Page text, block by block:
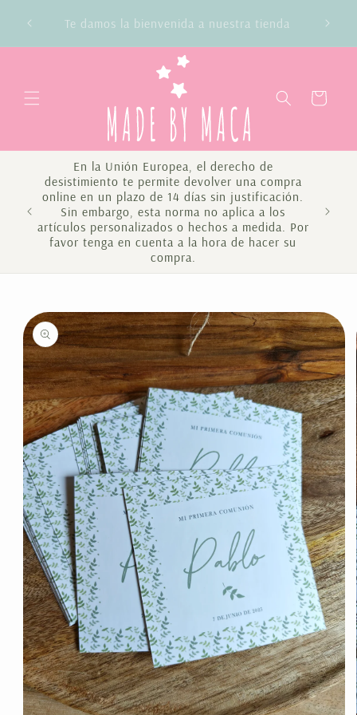
directamente
al contenido
Envío gratis en compras superiores a 100€
Península y Baleares
Carrito
En la Unión Europea, el derecho de
desistimiento te permite devolver una compra
online en un plazo de 14 días sin justificación.
Sin embargo, esta norma no aplica a los
artículos personalizados o hechos a medida. Por
favor tenga en cuenta a la hora de hacer su
compra.
información
del producto